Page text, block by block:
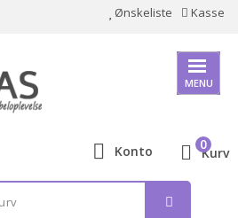
Ønskeliste Kasse
MENU
Konto Kurv
0